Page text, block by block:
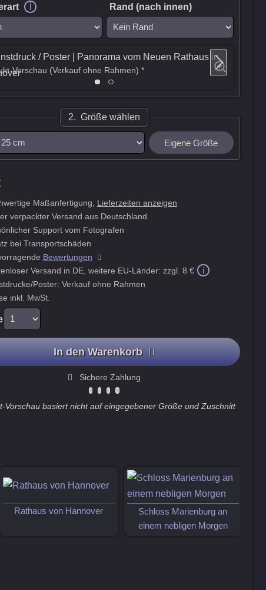
i Rand (nach innen)
Vorschau (Verkauf ohne Rahmen) *
2. Größe wählen
Eigene Größe
Maßanfertigung, Lieferzeiten anzeigen
verpackter Versand aus Deutschland
Support vom Fotografen
bei Transportschäden
Bewertungen
Versand in DE, weitere EU-Länder: zzgl. 8 € i
Poster: Verkauf ohne Rahmen
inkl. MwSt.
In den Warenkorb
Sichere Zahlung
Vorschau basiert nicht auf eingegebener Größe und Zuschnitt
Rathaus von Hannover
Schloss Marienburg an
einem nebligen Morgen